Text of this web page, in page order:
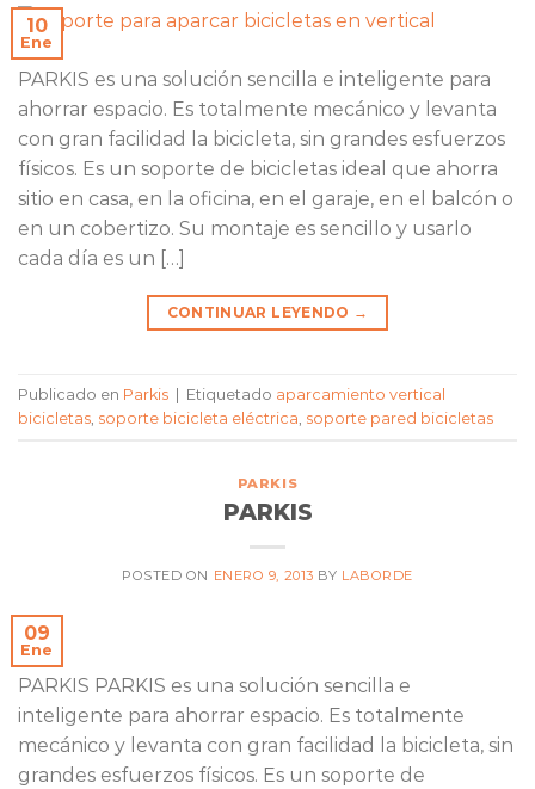
10
Ene
PARKIS es una solución sencilla e inteligente para
ahorrar espacio. Es totalmente mecánico y levanta
con gran facilidad la bicicleta, sin grandes esfuerzos
físicos. Es un soporte de bicicletas ideal que ahorra
sitio en casa, en la oficina, en el garaje, en el balcón o
en un cobertizo. Su montaje es sencillo y usarlo
cada día es un […]
CONTINUAR LEYENDO →
Publicado en Parkis | Etiquetado aparcamiento vertical
bicicletas soporte bicicleta eléctrica soporte pared bicicletas
PARKIS
PARKIS
POSTED ON ENERO 9, 2013 BY LABORDE
09
Ene
PARKIS PARKIS es una solución sencilla e
inteligente para ahorrar espacio. Es totalmente
mecánico y levanta con gran facilidad la bicicleta, sin
grandes esfuerzos físicos. Es un soporte de